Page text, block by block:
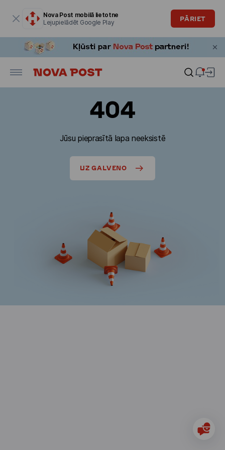
Nova Post mobilā lietotne
Lejupielādēt Google Play
PĀRIET
404
Jūsu pieprasītā lapa neeksistē
UZ GALVENO